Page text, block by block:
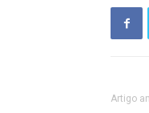
Artigo